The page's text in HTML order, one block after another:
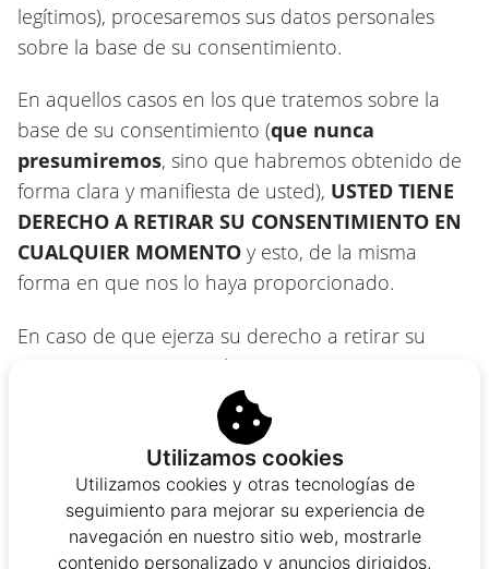
legítimos), procesaremos sus datos personales
sobre la base de su consentimiento.
En aquellos casos en los que tratemos sobre la
base de su consentimiento (que nunca
presumiremos, sino que habremos obtenido de
forma clara y manifiesta de usted), USTED TIENE
DERECHO A RETIRAR SU CONSENTIMIENTO EN
CUALQUIER MOMENTO y esto, de la misma
forma en que nos lo haya proporcionado.
En caso de que ejerza su derecho a retirar su
consentimiento en cualquier momento
(escribiéndonos a la dirección física o de correo
electrónico indicada más abajo), determinaremos
si en ese momento existe una base legal
alternativa para el tratamiento de sus Datos
Personales (por ejemplo, sobre la base de una
obligación legal a la que estemos sujetos) en la
Utilizamos cookies
Utilizamos cookies y otras tecnologías de
seguimiento para mejorar su experiencia de
navegación en nuestro sitio web, mostrarle
contenido personalizado y anuncios dirigidos,